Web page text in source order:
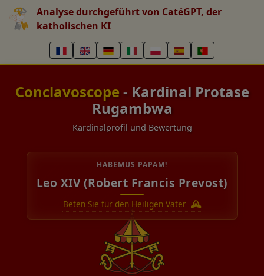
Analyse durchgeführt von CatéGPT, der
katholischen KI
Conclavoscope - Kardinal Protase
Rugambwa
Kardinalprofil und Bewertung
HABEMUS PAPAM!
Leo XIV (Robert Francis Prevost)
Beten Sie für den Heiligen Vater